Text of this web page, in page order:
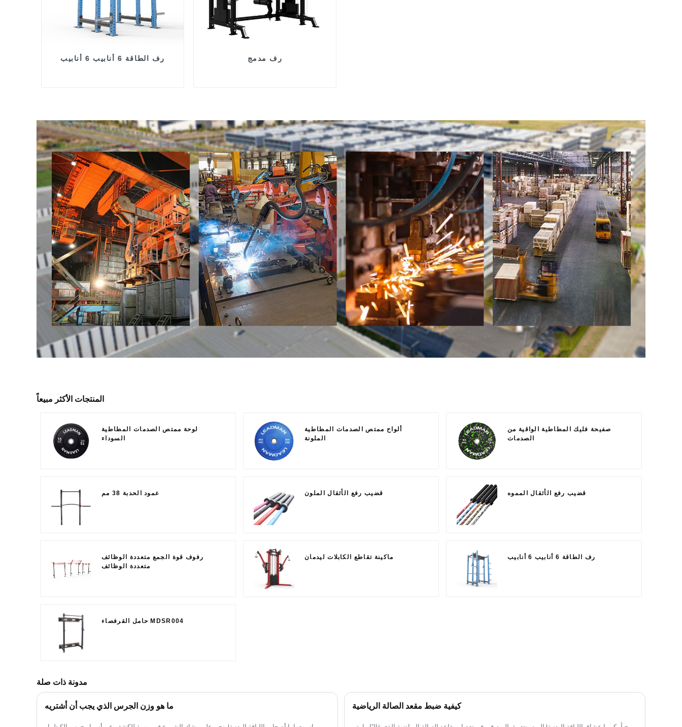
رف الطاقة 6 أنابيب 6 أنابيب رف مدمج
المنتجات الأكثر مبيعاً
لوحة ممتص الصدمات المطاطية
السوداء
ألواح ممتص الصدمات المطاطية
الملونة
صفيحة فليك المطاطية الواقية من
الصدمات
عمود الحدبة 38 مم قضيب رفع الأثقال الملون قضيب رفع الأثقال المموه
رفوف قوة الجمع متعددة الوظائف
متعددة الوظائف
ماكينة تقاطع الكابلات ليدمان رف الطاقة 6 أنابيب 6 أنابيب
حامل القرفصاء MDSR004
مدونة ذات صلة
ما هو وزن الجرس الذي يجب أن أشتريه كيفية ضبط مقعد الصالة الرياضية